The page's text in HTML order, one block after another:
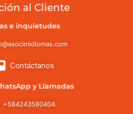
al Cliente
e inquietudes
Contáctanos
y Llamadas
+584243580404